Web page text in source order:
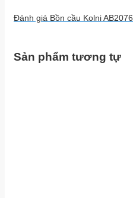
Đánh giá Bồn cầu Kolni AB2076
Sản phẩm tương tự